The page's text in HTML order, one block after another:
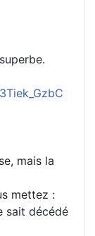
mais la
mettez :
sait décédé